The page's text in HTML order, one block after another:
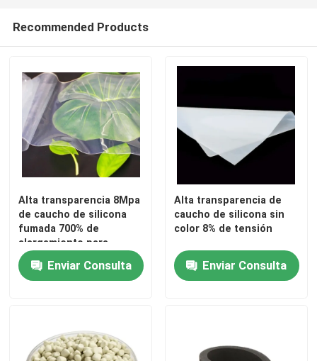
Hogar
PRODUCTOS
Recommended Products
Alta transparencia 8Mpa
de caucho de silicona
fumada 700% de
alargamiento para
productos de horneado
Enviar Consulta
Alta transparencia de
caucho de silicona sin
color 8% de tensión
Enviar Consulta